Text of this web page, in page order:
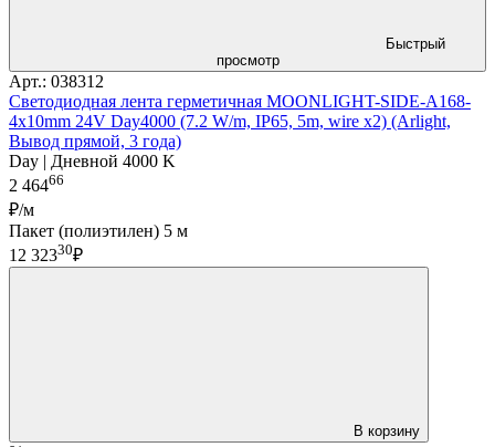
Быстрый
просмотр
Арт.: 038312
Светодиодная лента герметичная MOONLIGHT-SIDE-A168-
4x10mm 24V Day4000 (7.2 W/m, IP65, 5m, wire x2) (Arlight,
Вывод прямой, 3 года)
Day | Дневной 4000 K
2 46466
₽/м
Пакет (полиэтилен) 5 м
12 32330₽
В корзину